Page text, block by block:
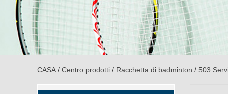
CASA/ Centro prodotti / Racchetta di badminton / 503